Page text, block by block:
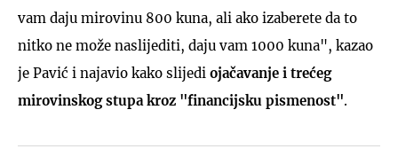
vam daju mirovinu 800 kuna, ali ako izaberete da to
nitko ne može naslijediti, daju vam 1000 kuna", kazao
je Pavić i najavio kako slijedi ojačavanje i trećeg
mirovinskog stupa kroz "financijsku pismenost".